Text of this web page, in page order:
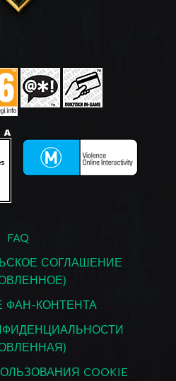
FAQ
СОГЛАШЕНИЕ
ФАН-КОНТЕНТА
COOKIE